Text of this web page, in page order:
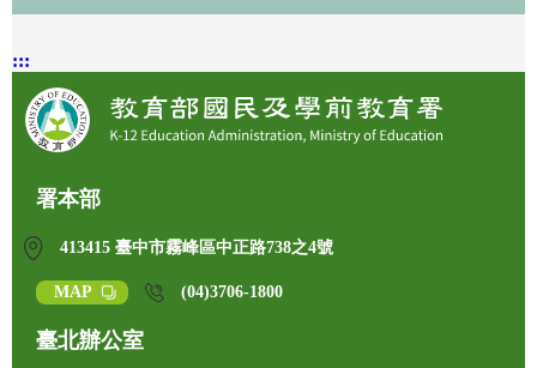
:::
署本部
413415 臺中市霧峰區中正路738之4號
MAP (04)3706-1800
臺北辦公室